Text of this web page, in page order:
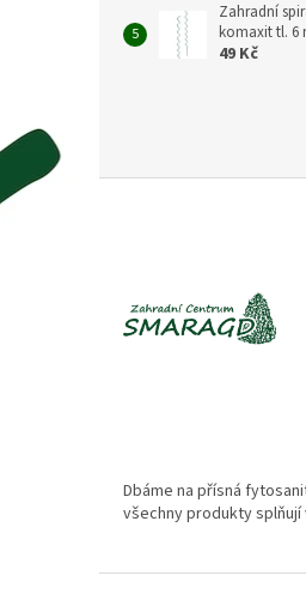
Zahradní
komaxit tl. 6
49 Kč
Z
Dbáme na přísná
všechny produkty